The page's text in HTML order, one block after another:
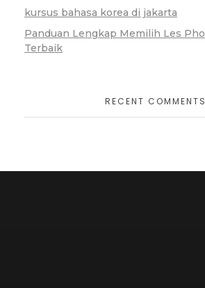
kursus bahasa korea di jakarta
Panduan Lengkap Memilih Les
Terbaik
RECENT COMMENTS